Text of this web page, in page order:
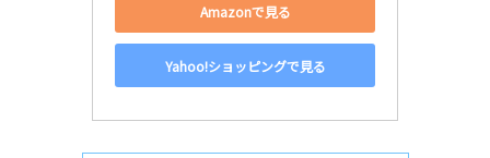
Amazonで見る
Yahoo!ショッピングで見る